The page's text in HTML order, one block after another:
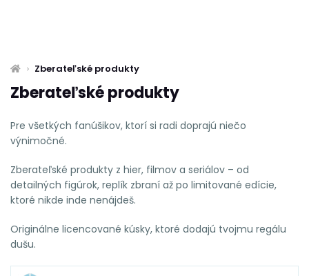
Zberateľské produkty
Zberateľské produkty
Pre všetkých fanúšikov, ktorí si radi doprajú niečo
výnimočné.
Zberateľské produkty z hier, filmov a seriálov – od
detailných figúrok, replík zbraní až po limitované edície,
ktoré nikde inde nenájdeš.
Originálne licencované kúsky, ktoré dodajú tvojmu regálu
dušu.